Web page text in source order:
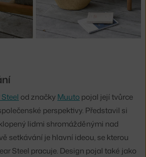
od značky Muuto pojal její tvůrce
perspektivy. Představil si
lidmi shromážděnými nad
setkávání je hlavní ideou, se kterou
Steel pracuje. Design pojal také jako